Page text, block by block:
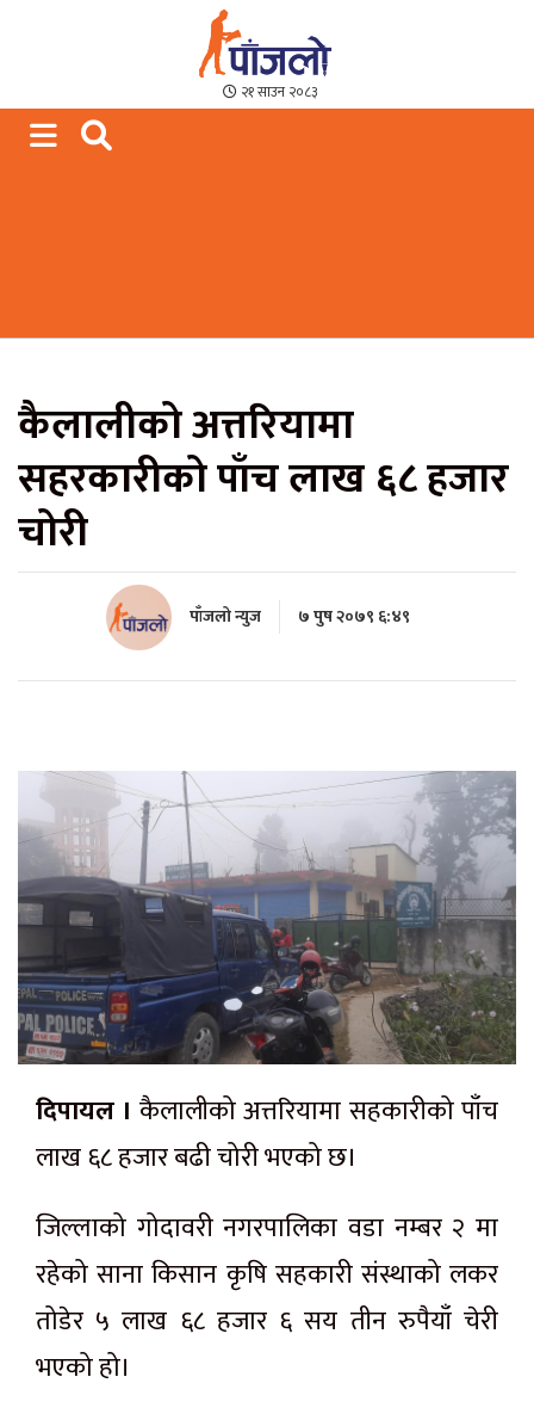
Paajalo News
We are from Far West Nepal
२१ साउन २०८३
कैलालीको अत्तरियामा
सहरकारीको पाँच लाख ६८ हजार
चोरी
पाँजलो न्युज ७ पुष २०७९ ६:४९
दिपायल । कैलालीको अत्तरियामा सहकारीको पाँच
लाख ६८ हजार बढी चोरी भएको छ।
जिल्लाको गोदावरी नगरपालिका वडा नम्बर २ मा
रहेको साना किसान कृषि सहकारी संस्थाको लकर
तोडेर ५ लाख ६८ हजार ६ सय तीन रुपैयाँ चेरी
भएको हो।